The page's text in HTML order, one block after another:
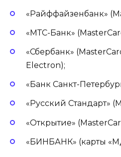
«Райффайзенбанк»
«МТС-Банк»
«Сбербанк»
Electron);
«Банк Санкт-
«Русский Стандарт»
«Открытие»
«БИНБАНК» (карты